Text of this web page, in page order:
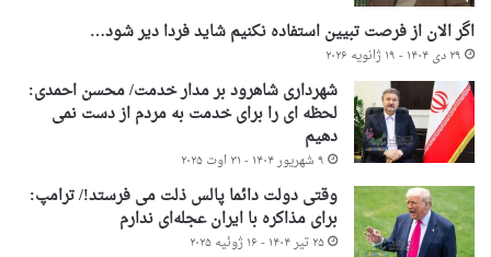
اگر الان از فرصت تبیین استفاده نکنیم شاید فردا دیر شود…
۲۹ دی ۱۴۰۴ - ۱۹ ژانویه ۲۰۲۶
شهرداری شاهرود بر مدار خدمت/ محسن احمدی:
لحظه ای را برای خدمت به مردم از دست نمی
دهیم
۹ شهریور ۱۴۰۴ - ۳۱ اوت ۲۰۲۵
وقتی دولت دائما پالس ذلت می فرستد!/ ترامپ:
برای مذاکره با ایران عجله‌ای ندارم
۲۵ تیر ۱۴۰۴ - ۱۶ ژوئیه ۲۰۲۵